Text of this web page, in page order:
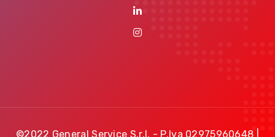
©2022 General Service S.r.l. - P.Iva 02975960648 |